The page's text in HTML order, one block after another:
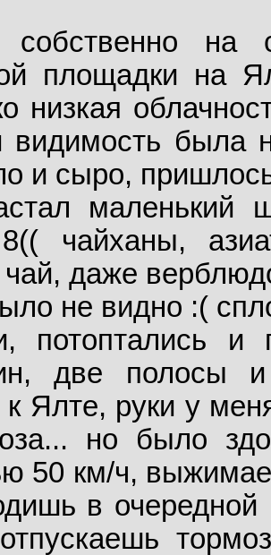
собственно на
площадки на
низкая
видимость была
и сыро,
маленький
чайханы,
даже
не видно :(
потоптались
две полосы
Ялте, руки у
но было
50 км/ч,
в